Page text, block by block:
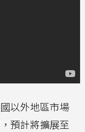
以外地區市場
預計將擴展至